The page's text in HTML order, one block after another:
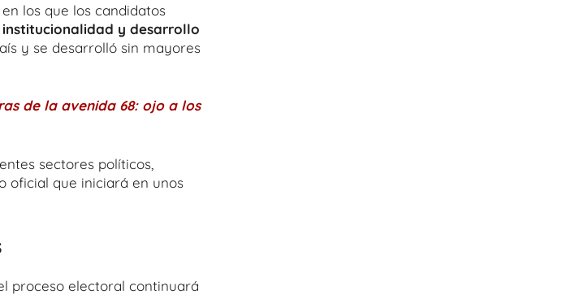
los que los candidatos
y desarrollo
y se desarrolló sin mayores
de la avenida 68: ojo a los
sectores políticos,
oficial que iniciará en unos
proceso electoral continuará